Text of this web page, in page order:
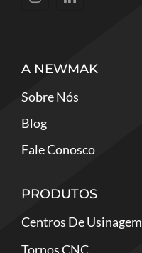
A NEWMAK
Sobre Nós
Blog
Fale Conosco
PRODUTOS
Centros De Usinagem
Tornos CNC